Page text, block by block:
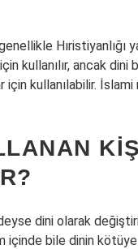
Hıristiyanlığı
kullanılır, ancak dini
için kullanılabilir.
dini olarak
içinde bile dinin kötüye